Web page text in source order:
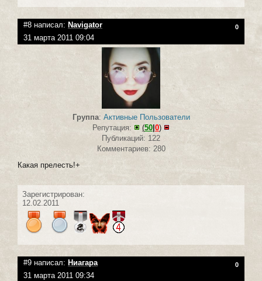
#8 написал: Navigator 0
31 марта 2011 09:04
Группа: Активные Пользователи
Репутация:
(50 0)
Публикаций: 122
Комментариев: 280
Какая прелесть!+
Зарегистрирован:
12.02.2011
#9 написал: Ниагара 0
31 марта 2011 09:34